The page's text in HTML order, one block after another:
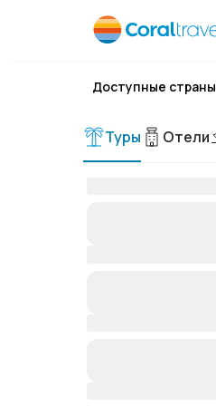
Доступные страны
Туры Отели